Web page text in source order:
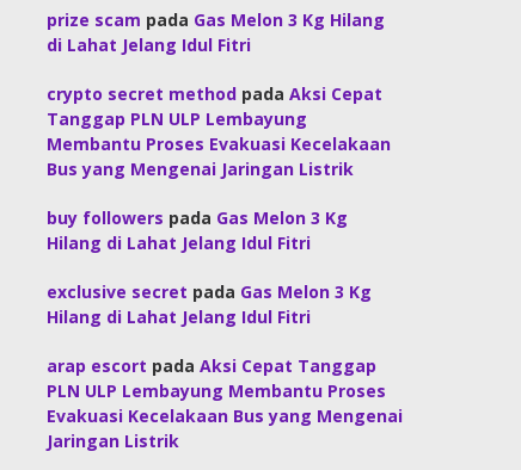
prize scam pada Gas Melon 3 Kg Hilang
di Lahat Jelang Idul Fitri
crypto secret method padaAksi Cepat
Tanggap PLN ULP Lembayung
Membantu Proses Evakuasi Kecelakaan
Bus yang Mengenai Jaringan Listrik
buy followers pada Gas Melon 3 Kg
Hilang di Lahat Jelang Idul Fitri
exclusive secret pada Gas Melon 3 Kg
Hilang di Lahat Jelang Idul Fitri
arap escort padaAksi Cepat Tanggap
PLN ULP Lembayung Membantu Proses
Evakuasi Kecelakaan Bus yang Mengenai
Jaringan Listrik